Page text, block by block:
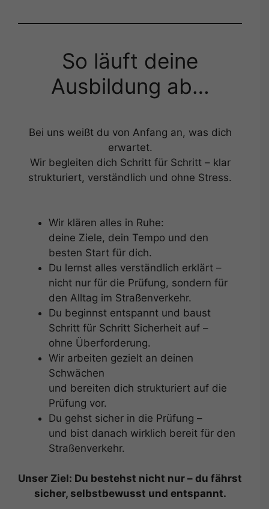
So läuft deine
Ausbildung ab…
Bei uns weißt du von Anfang an, was dich
erwartet.
Wir begleiten dich Schritt für Schritt – klar
strukturiert, verständlich und ohne Stress.
Wir klären alles in Ruhe:
deine Ziele, dein Tempo und den
besten Start für dich.
Du lernst alles verständlich erklärt –
nicht nur für die Prüfung, sondern für
den Alltag im Straßenverkehr.
Du beginnst entspannt und baust
Schritt für Schritt Sicherheit auf –
ohne Überforderung.
Wir arbeiten gezielt an deinen
Schwächen
und bereiten dich strukturiert auf die
Prüfung vor.
Du gehst sicher in die Prüfung –
und bist danach wirklich bereit für den
Straßenverkehr.
Unser Ziel: Du bestehst nicht nur – du fährst
sicher, selbstbewusst und entspannt.